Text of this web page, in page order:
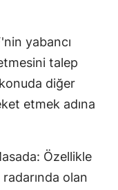
yabancı
talep
konuda diğer
etmek adına
Özellikle
olan